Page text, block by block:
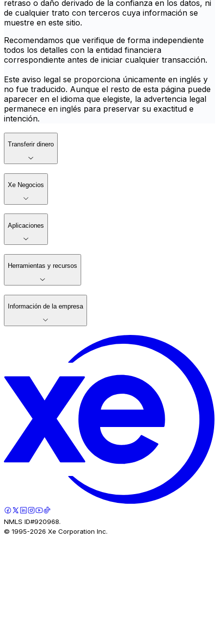
retraso o daño derivado de la confianza en los datos, ni
de cualquier trato con terceros cuya información se
muestre en este sitio.
Recomendamos que verifique de forma independiente
todos los detalles con la entidad financiera
correspondiente antes de iniciar cualquier transacción.
Este aviso legal se proporciona únicamente en inglés y
no fue traducido. Aunque el resto de esta página puede
aparecer en el idioma que elegiste, la advertencia legal
permanece en inglés para preservar su exactitud e
intención.
Transferir dinero
Xe Negocios
Aplicaciones
Herramientas y recursos
Información de la empresa
NMLS ID#920968.
© 1995-2026 Xe Corporation Inc.